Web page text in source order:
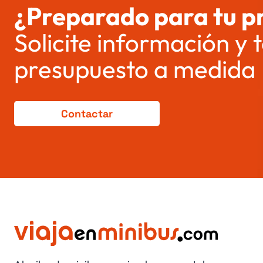
¿Preparado para tu
Solicite información y
presupuesto a medida
Contactar